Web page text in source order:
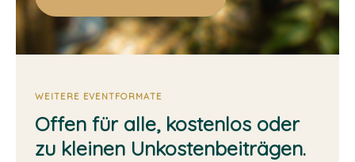
WEITERE EVENTFORMATE
Offen für alle, kostenlos oder
zu kleinen Unkostenbeiträgen.